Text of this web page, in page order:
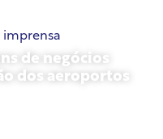
imprensa
de negócios
dos aeroportos